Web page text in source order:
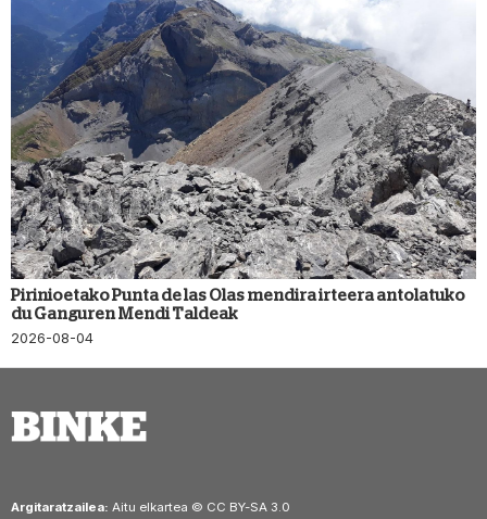
Pirinioetako Punta de las Olas mendira irteera antolatuko
du Ganguren Mendi Taldeak
2026-08-04
Argitaratzailea: Aitu elkartea © CC BY-SA 3.0